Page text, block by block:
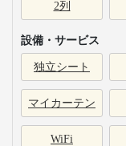
2列
設備・サービス
独立シート
マイカーテン
WiFi